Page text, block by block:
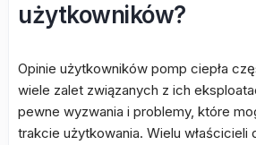
użytkowników?
Opinie użytkowników pomp ciepła
wiele zalet związanych z ich
pewne wyzwania i problemy, które
trakcie użytkowania. Wielu właścicieli